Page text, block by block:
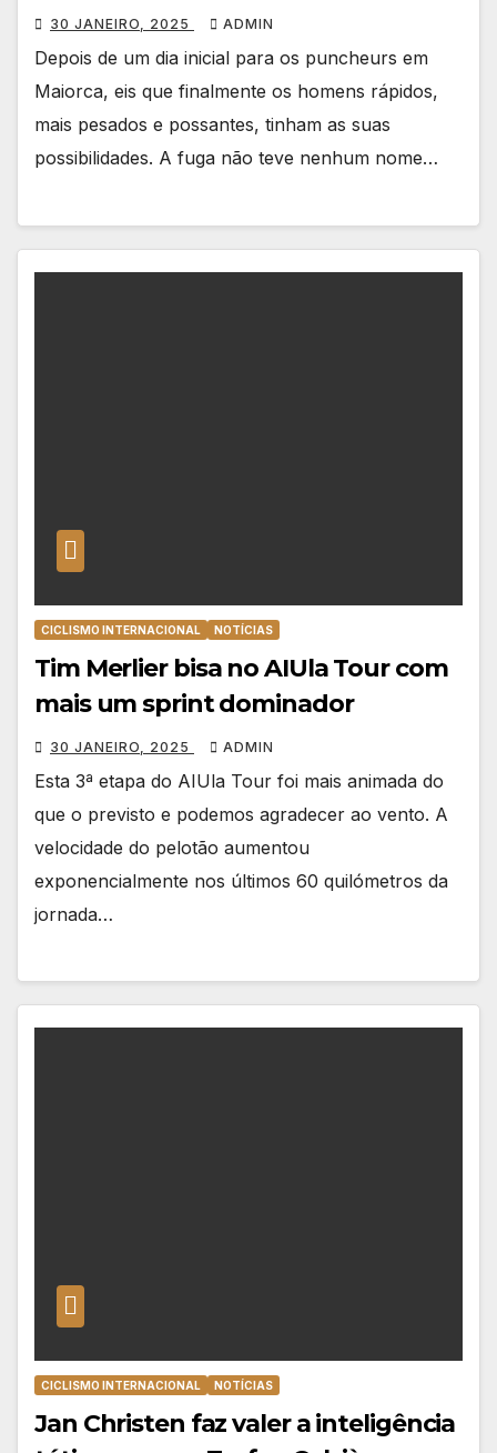
30 JANEIRO, 2025 ADMIN
Depois de um dia inicial para os puncheurs em
Maiorca, eis que finalmente os homens rápidos,
mais pesados e possantes, tinham as suas
possibilidades. A fuga não teve nenhum nome…
CICLISMO INTERNACIONAL NOTÍCIAS
Tim Merlier bisa no AIUla Tour com
mais um sprint dominador
30 JANEIRO, 2025 ADMIN
Esta 3ª etapa do AIUla Tour foi mais animada do
que o previsto e podemos agradecer ao vento. A
velocidade do pelotão aumentou
exponencialmente nos últimos 60 quilómetros da
jornada…
CICLISMO INTERNACIONAL NOTÍCIAS
Jan Christen faz valer a inteligência